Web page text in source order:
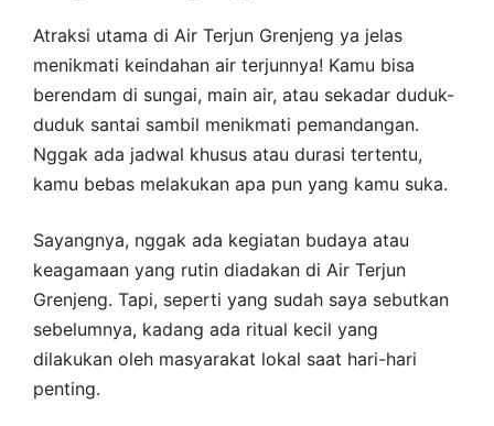
Atraksi utama di Air Terjun Grenjeng ya jelas
menikmati keindahan air terjunnya! Kamu bisa
berendam di sungai, main air, atau sekadar duduk-
duduk santai sambil menikmati pemandangan.
Nggak ada jadwal khusus atau durasi tertentu,
kamu bebas melakukan apa pun yang kamu suka.
Sayangnya, nggak ada kegiatan budaya atau
keagamaan yang rutin diadakan di Air Terjun
Grenjeng. Tapi, seperti yang sudah saya sebutkan
sebelumnya, kadang ada ritual kecil yang
dilakukan oleh masyarakat lokal saat hari-hari
penting.